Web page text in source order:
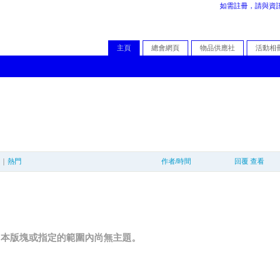
如需註冊，請與資
主頁 總會網頁 物品供應社 活動相
熱門 作者/時間 回覆 查看
本版塊或指定的範圍內尚無主題。